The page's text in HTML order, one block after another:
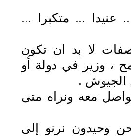
عنيدا ... متكبرا ...
لا بد ان تكون
، وزير في دولة أو
الجيوش .
معه ونراه متى
وحيدون نرنو إلى